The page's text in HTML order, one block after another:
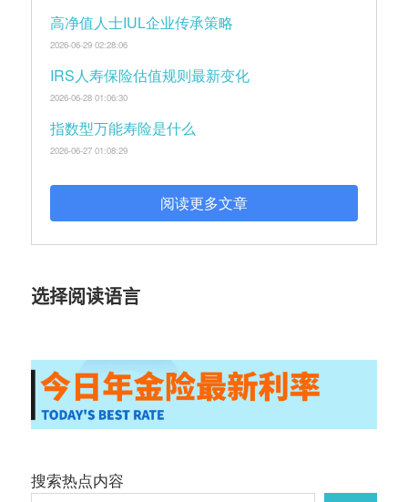
高净值人士IUL企业传承策略
2026-06-29 02:28:06
IRS人寿保险估值规则最新变化
2026-06-28 01:06:30
指数型万能寿险是什么
2026-06-27 01:08:29
阅读更多文章
选择阅读语言
搜索热点内容